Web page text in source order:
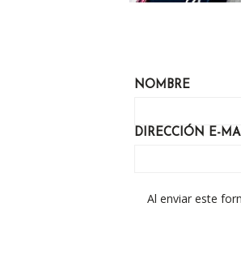
NOMBRE
DIRECCIÓN E-
Al enviar este